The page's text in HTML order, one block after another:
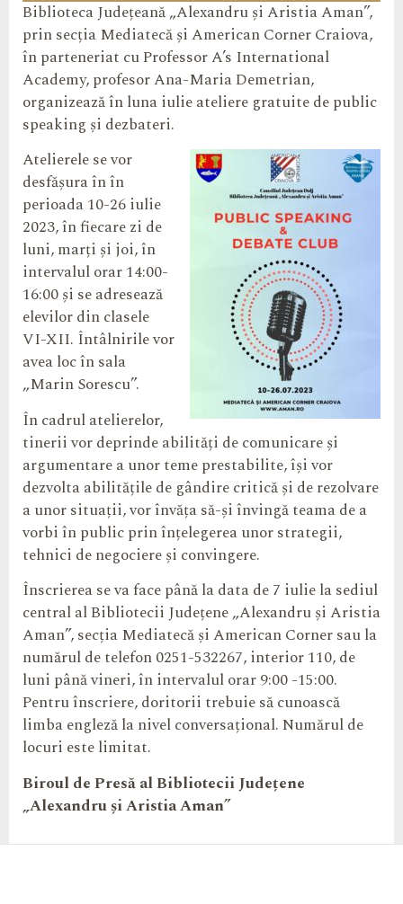
Biblioteca Județeană „Alexandru și Aristia Aman”,
prin secția Mediatecă și American Corner Craiova,
în parteneriat cu Professor A’s International
Academy, profesor Ana-Maria Demetrian,
organizează în luna iulie ateliere gratuite de public
speaking și dezbateri.
Atelierele se vor
desfășura în în
perioada 10-26 iulie
2023, în fiecare zi de
luni, marți și joi, în
intervalul orar 14:00-
16:00 și se adresează
elevilor din clasele
VI-XII. Întâlnirile vor
avea loc în sala
„Marin Sorescu”.
În cadrul atelierelor,
tinerii vor deprinde abilități de comunicare și
argumentare a unor teme prestabilite, își vor
dezvolta abilitățile de gândire critică și de rezolvare
a unor situații, vor învăța să-și învingă teama de a
vorbi în public prin înțelegerea unor strategii,
tehnici de negociere și convingere.
Înscrierea se va face până la data de 7 iulie la sediul
central al Bibliotecii Județene „Alexandru și Aristia
Aman”, secția Mediatecă și American Corner sau la
numărul de telefon 0251-532267, interior 110, de
luni până vineri, în intervalul orar 9:00 -15:00.
Pentru înscriere, doritorii trebuie să cunoască
limba engleză la nivel conversațional. Numărul de
locuri este limitat.
Biroul de Presă alBibliotecii Județene
„Alexandru și Aristia Aman”